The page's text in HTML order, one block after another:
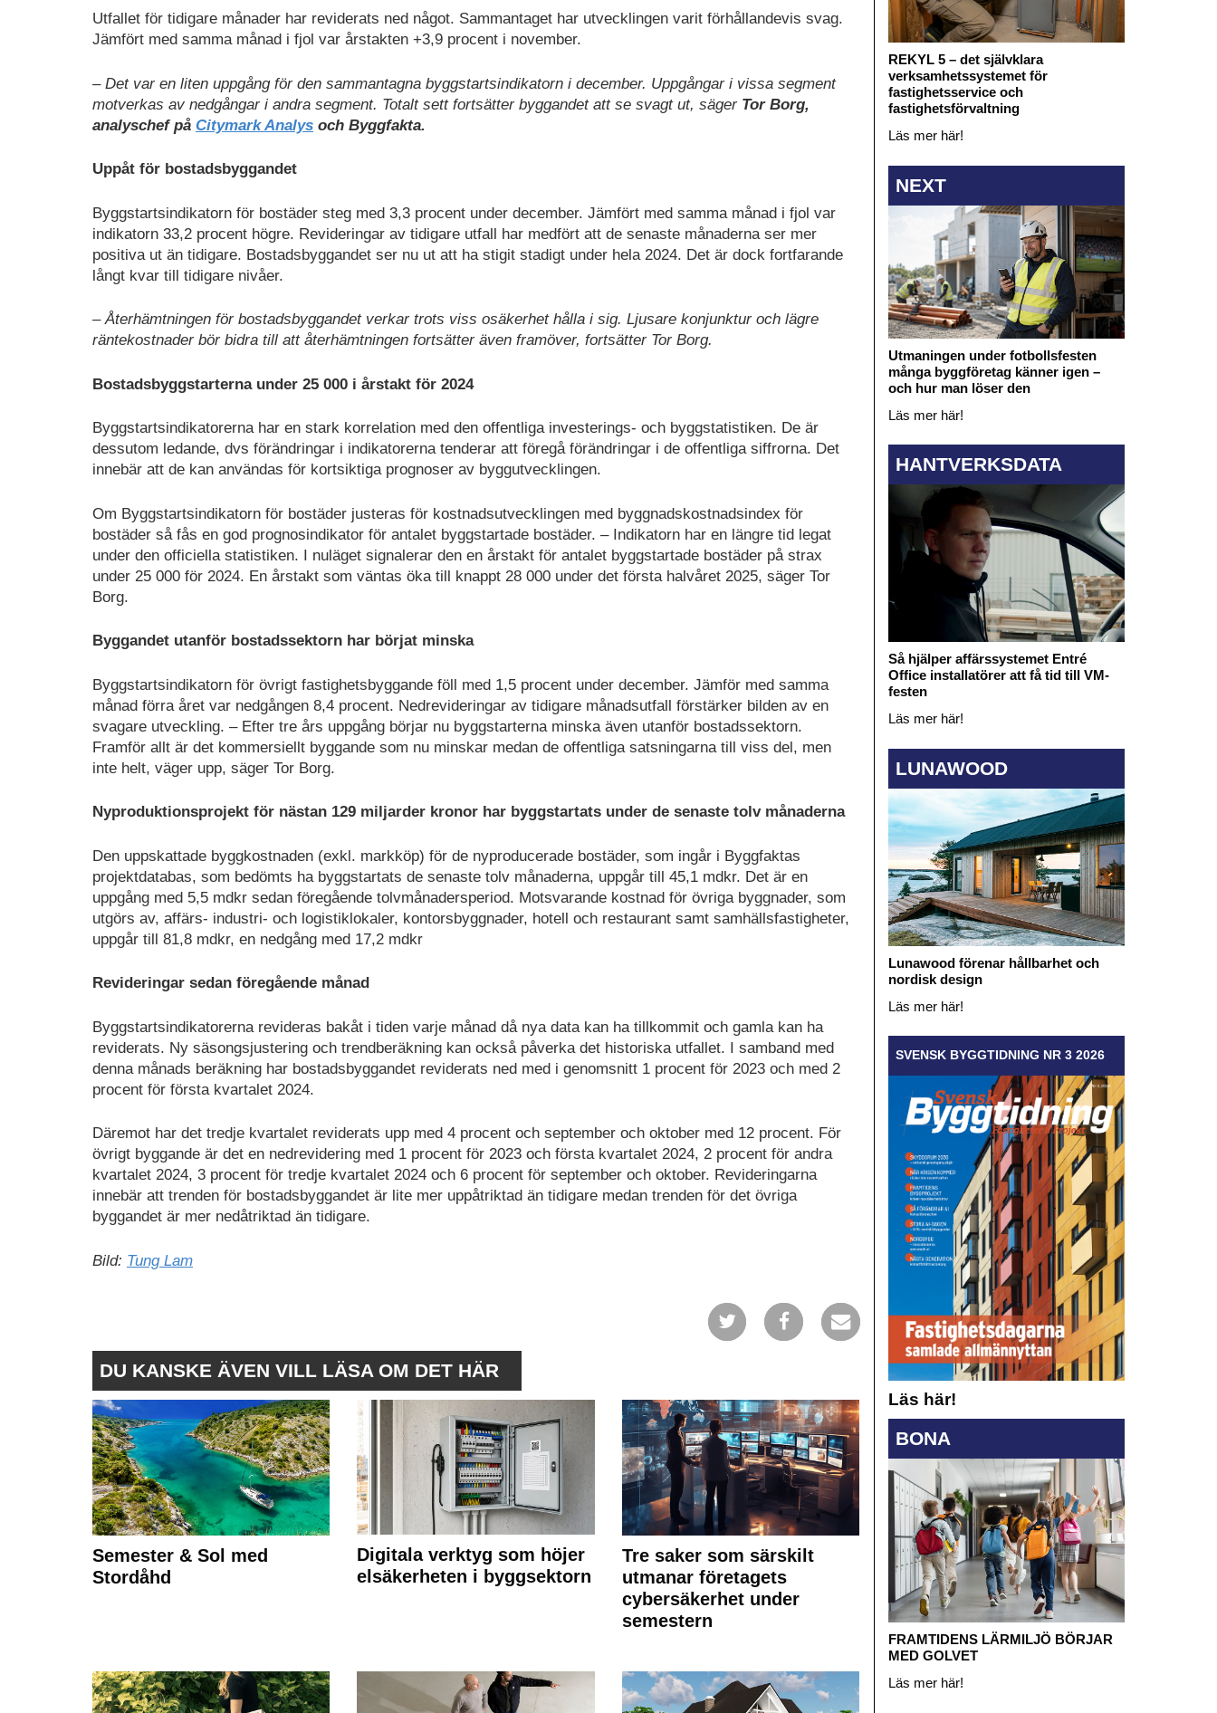
Utfallet för tidigare månader har reviderats ned något. Sammantaget har utvecklingen varit förhållandevis svag.
Jämfört med samma månad i fjol var årstakten +3,9 procent i november.
– Det var en liten uppgång för den sammantagna byggstartsindikatorn i december. Uppgångar i vissa segment
motverkas av nedgångar i andra segment. Totalt sett fortsätter byggandet att se svagt ut, säger Tor Borg,
analyschef på Citymark Analys och Byggfakta.
Uppåt för bostadsbyggandet
Byggstartsindikatorn för bostäder steg med 3,3 procent under december. Jämfört med samma månad i fjol var
indikatorn 33,2 procent högre. Revideringar av tidigare utfall har medfört att de senaste månaderna ser mer
positiva ut än tidigare. Bostadsbyggandet ser nu ut att ha stigit stadigt under hela 2024. Det är dock fortfarande
långt kvar till tidigare nivåer.
– Återhämtningen för bostadsbyggandet verkar trots viss osäkerhet hålla i sig. Ljusare konjunktur och lägre
räntekostnader bör bidra till att återhämtningen fortsätter även framöver, fortsätter Tor Borg.
Bostadsbyggstarterna under 25 000 i årstakt för 2024
Byggstartsindikatorerna har en stark korrelation med den offentliga investerings- och byggstatistiken. De är
dessutom ledande, dvs förändringar i indikatorerna tenderar att föregå förändringar i de offentliga siffrorna. Det
innebär att de kan användas för kortsiktiga prognoser av byggutvecklingen.
Om Byggstartsindikatorn för bostäder justeras för kostnadsutvecklingen med byggnadskostnadsindex för
bostäder så fås en god prognosindikator för antalet byggstartade bostäder. – Indikatorn har en längre tid legat
under den officiella statistiken. I nuläget signalerar den en årstakt för antalet byggstartade bostäder på strax
under 25 000 för 2024. En årstakt som väntas öka till knappt 28 000 under det första halvåret 2025, säger Tor
Borg.
Byggandet utanför bostadssektorn har börjat minska
Byggstartsindikatorn för övrigt fastighetsbyggande föll med 1,5 procent under december. Jämför med samma
månad förra året var nedgången 8,4 procent. Nedrevideringar av tidigare månadsutfall förstärker bilden av en
svagare utveckling. – Efter tre års uppgång börjar nu byggstarterna minska även utanför bostadssektorn.
Framför allt är det kommersiellt byggande som nu minskar medan de offentliga satsningarna till viss del, men
inte helt, väger upp, säger Tor Borg.
Nyproduktionsprojekt för nästan 129 miljarder kronor har byggstartats under de senaste tolv månaderna
Den uppskattade byggkostnaden (exkl. markköp) för de nyproducerade bostäder, som ingår i Byggfaktas
projektdatabas, som bedömts ha byggstartats de senaste tolv månaderna, uppgår till 45,1 mdkr. Det är en
uppgång med 5,5 mdkr sedan föregående tolvmånadersperiod. Motsvarande kostnad för övriga byggnader, som
utgörs av, affärs- industri- och logistiklokaler, kontorsbyggnader, hotell och restaurant samt samhällsfastigheter,
uppgår till 81,8 mdkr, en nedgång med 17,2 mdkr
Revideringar sedan föregående månad
Byggstartsindikatorerna revideras bakåt i tiden varje månad då nya data kan ha tillkommit och gamla kan ha
reviderats. Ny säsongsjustering och trendberäkning kan också påverka det historiska utfallet. I samband med
denna månads beräkning har bostadsbyggandet reviderats ned med i genomsnitt 1 procent för 2023 och med 2
procent för första kvartalet 2024.
Däremot har det tredje kvartalet reviderats upp med 4 procent och september och oktober med 12 procent. För
övrigt byggande är det en nedrevidering med 1 procent för 2023 och första kvartalet 2024, 2 procent för andra
kvartalet 2024, 3 procent för tredje kvartalet 2024 och 6 procent för september och oktober. Revideringarna
innebär att trenden för bostadsbyggandet är lite mer uppåtriktad än tidigare medan trenden för det övriga
byggandet är mer nedåtriktad än tidigare.
Bild: Tung Lam
DU KANSKE ÄVEN VILL LÄSA OM DET HÄR
Semester & Sol med
Stordåhd
Digitala verktyg som höjer
elsäkerheten i byggsektorn
Tre saker som särskilt
utmanar företagets
cybersäkerhet under
semestern
REKYL 5 – det självklara
verksamhetssystemet för
fastighetsservice och
fastighetsförvaltning
Läs mer här!
NEXT
Utmaningen under fotbollsfesten
många byggföretag känner igen –
och hur man löser den
Läs mer här!
HANTVERKSDATA
Så hjälper affärssystemet Entré
Office installatörer att få tid till VM-
festen
Läs mer här!
LUNAWOOD
Lunawood förenar hållbarhet och
nordisk design
Läs mer här!
SVENSK BYGGTIDNING NR 3 2026
Läs här!
BONA
FRAMTIDENS LÄRMILJÖ BÖRJAR
MED GOLVET
Läs mer här!